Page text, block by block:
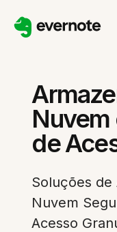
de
Soluções de
Nuvem
Acesso